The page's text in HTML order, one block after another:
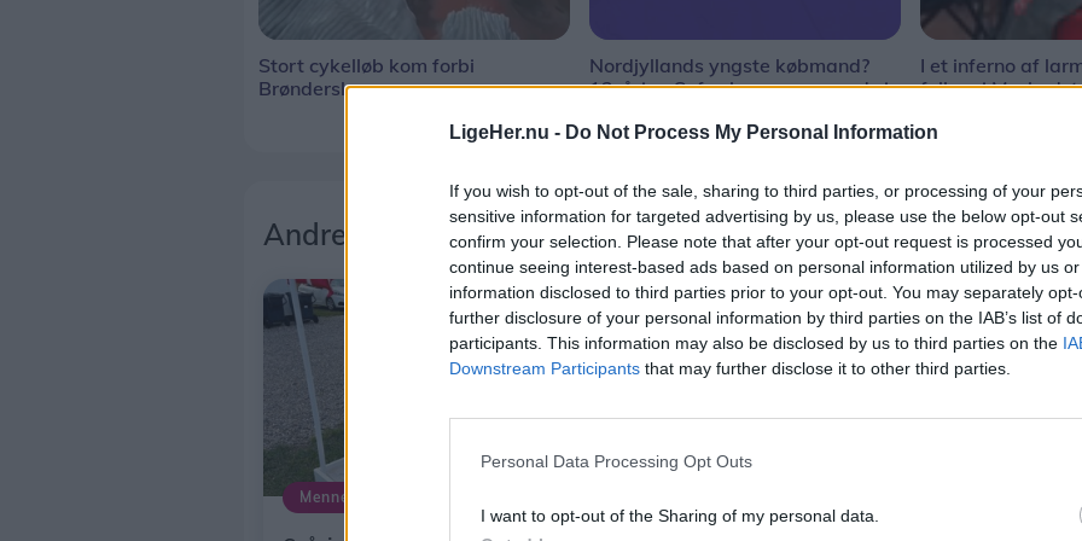
LigeHer.nu - Do Not Process My Personal Information
If you wish to opt-out of the sale, sharing to third parties, or processing of your
sensitive information for targeted advertising by us, please use the below opt-out
confirm your selection. Please note that after your opt-out request is processed
continue seeing interest-based ads based on personal information utilized by us
information disclosed to third parties prior to your opt-out. You may separately
further disclosure of your personal information by third parties on the IAB’s list of
participants. This information may also be disclosed by us to third parties on the
Downstream Participants that may further disclose it to other third parties.
Personal Data Processing Opt Outs
I want to opt-out of the Sharing of my personal data.
Stort cykelløb kom forbi
Brønderslev
Nordjyllands yngste købmand?
12-årige Sofus har succes med sin
I et inferno af
folk ro i
Andre læser også
Mennesker